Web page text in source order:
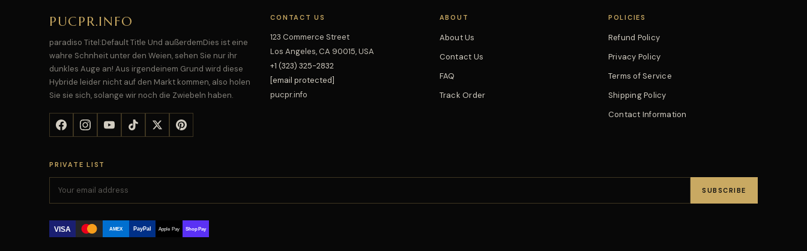
PUCPR.INFO
paradiso Titel:Default Title Und außerdemDies ist eine
wahre Schnheit unter den Weien, sehen Sie nur ihr
dunkles Auge an! Aus irgendeinem Grund wird diese
Hybride leider nicht auf den Markt kommen, also holen
Sie sie sich, solange wir noch die Zwiebeln haben.
CONTACT US
123 Commerce Street
Los Angeles, CA 90015, USA
+1 (323) 325-2832
[email protected]
pucpr.info
ABOUT
About Us
Contact Us
FAQ
Track Order
POLICIES
Refund Policy
Privacy Policy
Terms of Service
Shipping Policy
Contact Information
PRIVATE LIST
SUBSCRIBE
VISA AMEX PayPal Apple Pay Shop Pay